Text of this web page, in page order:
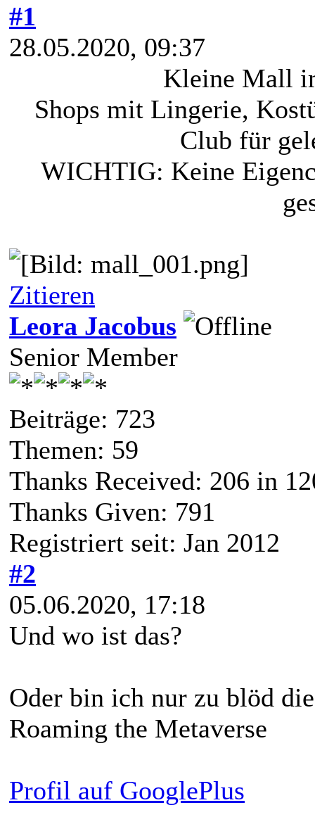
#1
28.05.2020, 09:37
Kleine Mall
Shops mit Lingerie,
Club für
WICHTIG: Keine
Zitieren
Leora Jacobus
Senior Member
Beiträge: 723
Themen: 59
Thanks Received: 206 in
Thanks Given: 791
Registriert seit: Jan 2012
#2
05.06.2020, 17:18
Und wo ist das?
Oder bin ich nur zu blöd
Roaming the Metaverse
Profil auf GooglePlus